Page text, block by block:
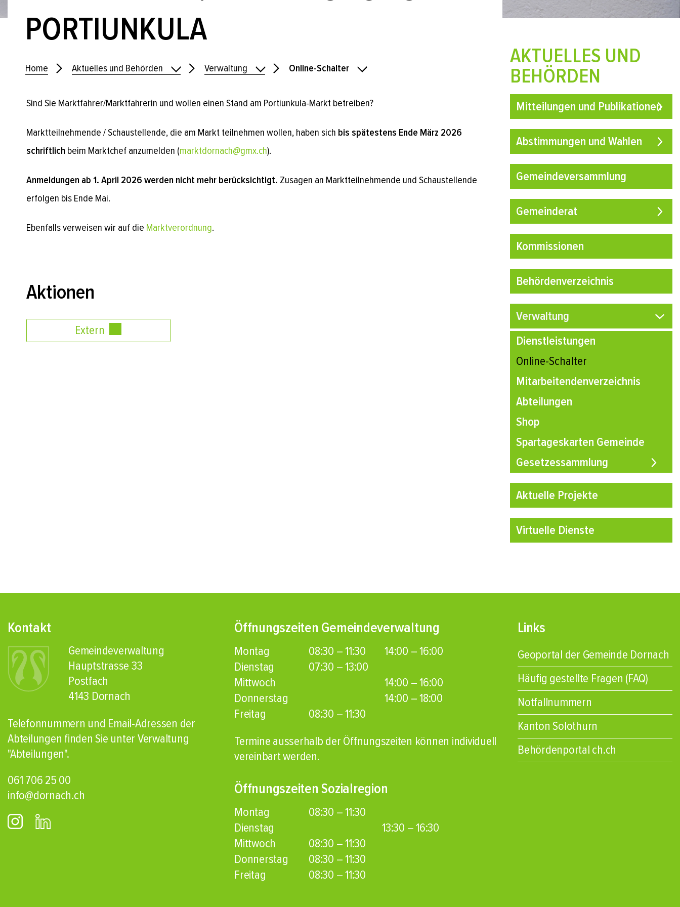
AKTUELLES UND
BEHÖRDEN
Mitteilungen und Publikationen
Abstimmungen und Wahlen
Gemeindeversammlung
Gemeinderat
Kommissionen
Behördenverzeichnis
Verwaltung
Dienstleistungen
Online-Schalter
Mitarbeitendenverzeichnis
Abteilungen
Shop
Spartageskarten Gemeinde
Gesetzessammlung
Aktuelle Projekte
Virtuelle Dienste
PORTIUNKULA
Home Aktuelles und Behörden Verwaltung Online-Schalter
Sind Sie Marktfahrer/Marktfahrerin und wollen einen Stand am Portiunkula-Markt betreiben?
Marktteilnehmende / Schaustellende, die am Markt teilnehmen wollen, haben sich bis spätestens Ende März 2026
schriftlich beim Marktchef anzumelden (marktdornach@gmx.ch).
Anmeldungen ab 1. April 2026 werden nicht mehr berücksichtigt. Zusagen an Marktteilnehmende und Schaustellende
erfolgen bis Ende Mai.
Ebenfalls verweisen wir auf die Marktverordnung.
Aktionen
Extern
Fusszeile
Kontakt
Gemeindeverwaltung
Hauptstrasse 33
Postfach
4143 Dornach
Telefonnummern und Email-Adressen der
Abteilungen finden Sie unter Verwaltung
"Abteilungen".
061 706 25 00
info@dornach.ch
Öffnungszeiten Gemeindeverwaltung
Montag 08:30 – 11:30
14:00 – 16:00
Dienstag
07:30 – 13:00
Mittwoch
14:00 – 16:00
Donnerstag
14:00 – 18:00
Freitag
08:30 – 11:30
Termine ausserhalb der Öffnungszeiten können individuell
vereinbart werden.
Öffnungszeiten Sozialregion
Montag
08:30 – 11:30
Dienstag
13:30 – 16:30
Mittwoch
08:30 – 11:30
Donnerstag
08:30 – 11:30
Freitag
08:30 – 11:30
Links
Geoportal der Gemeinde Dornach
Häufig gestellte Fragen (FAQ)
Notfallnummern
Kanton Solothurn
Behördenportal ch.ch